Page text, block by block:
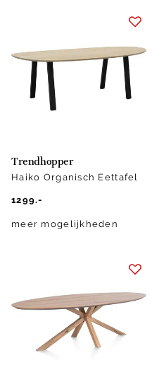
Trendhopper
Haiko Organisch Eettafel
1299.-
meer mogelijkheden